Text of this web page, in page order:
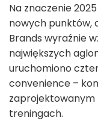
Na znaczenie
nowych punktów,
Brands wyraźnie
największych
uruchomiono
convenience –
zaprojektowanym
treningach.